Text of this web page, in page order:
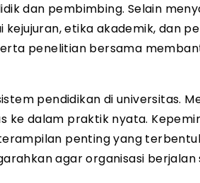
dan pembimbing. Selain
etika akademik, dan
penelitian bersama
pendidikan di universitas.
ke dalam praktik nyata.
penting yang
agar organisasi